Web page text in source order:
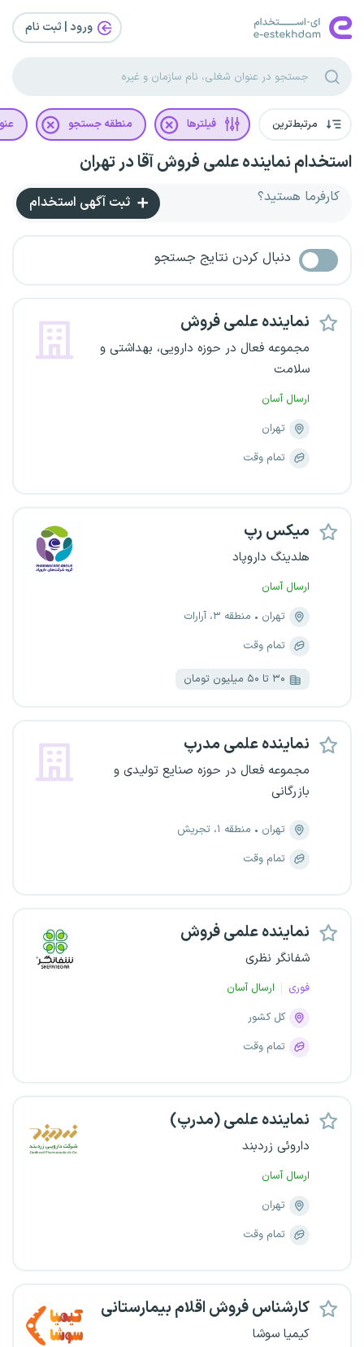
ورود | ثبت‌ نام
مرتبط‌ترین فیلترها منطقه جستجو
استخدام نماینده علمی فروش آقا در تهران
کارفرما هستید؟ ثبت آگهی استخدام
دنبال کردن نتایج جستجو
نماینده علمی فروش
مجموعه فعال در حوزه دارویی، بهداشتی و
سلامت
ارسال آسان
تهران
تمام وقت
میکس رپ
هلدینگ داروپاد
ارسال آسان
تهران
منطقه ۳، آرارات
تمام وقت
۳۰ تا ۵۰ میلیون تومان
نماینده علمی مدرپ
مجموعه فعال در حوزه صنایع تولیدی و
بازرگانی
تهران
منطقه ۱، تجریش
تمام وقت
نماینده علمی فروش
شفانگر نظری
فوری
ارسال آسان
کل کشور
تمام وقت
نماینده علمی (مدرپ)
داروئی زردبند
ارسال آسان
تهران
تمام وقت
کارشناس فروش اقلام بیمارستانی
کیمیا سوشا